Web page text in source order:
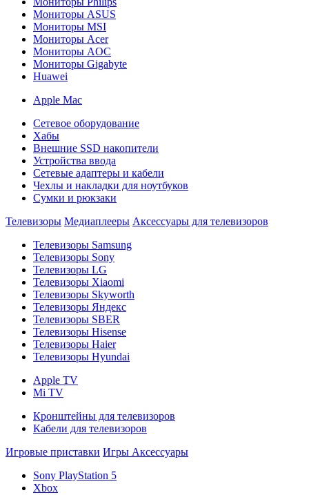
Мониторы ASUS
Мониторы MSI
Мониторы Acer
Мониторы AOC
Мониторы Gigabyte
Huawei
Apple Mac
Сетевое оборудование
Хабы
Внешние SSD накопители
Устройства ввода
Сетевые адаптеры и кабели
Чехлы и накладки для ноутбуков
Сумки и рюкзаки
Телевизоры Медиаплееры Аксессуары для телевизоров
Телевизоры Samsung
Телевизоры Sony
Телевизоры LG
Телевизоры Xiaomi
Телевизоры Skyworth
Телевизоры Яндекс
Телевизоры SBER
Телевизоры Hisense
Телевизоры Haier
Телевизоры Hyundai
Apple TV
Mi TV
Кронштейны для телевизоров
Кабели для телевизоров
Игровые приставки Игры Аксессуары
Sony PlayStation 5
Xbox